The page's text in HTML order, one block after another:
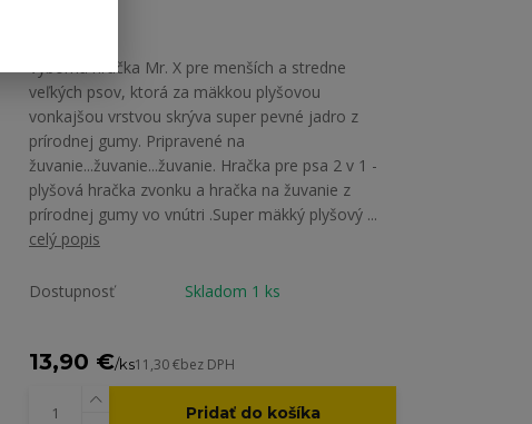
Výborná hračka Mr. X pre menších a stredne
veľkých psov, ktorá za mäkkou plyšovou
vonkajšou vrstvou skrýva super pevné jadro z
prírodnej gumy. Pripravené na
žuvanie...žuvanie...žuvanie. Hračka pre psa 2 v 1 -
plyšová hračka zvonku a hračka na žuvanie z
prírodnej gumy vo vnútri .Super mäkký plyšový ...
celý popis
Dostupnosť Skladom 1 ks
13,90 €/ks11,30 €bez DPH
Pridať do košíka